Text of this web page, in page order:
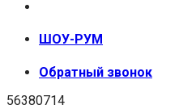
ШОУ-РУМ
Обратный звонок
56380714